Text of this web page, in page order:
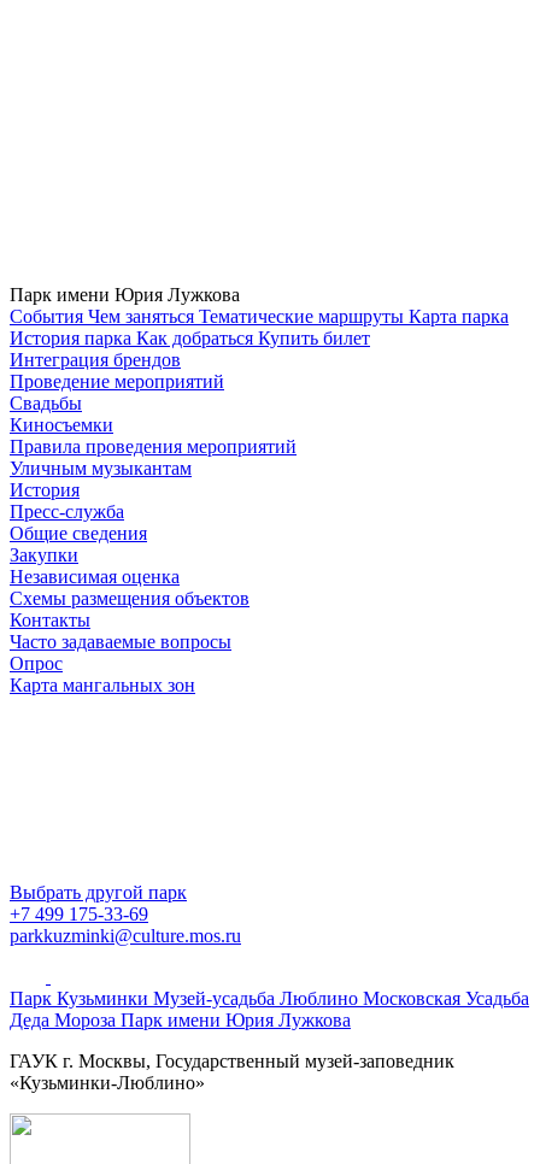
Парк имени Юрия Лужкова
Cобытия Чем заняться Тематические маршруты Карта парка
История парка Как добраться Купить билет
Интеграция брендов
Проведение мероприятий
Свадьбы
Киносъемки
Правила проведения мероприятий
Уличным музыкантам
История
Пресс-служба
Общие сведения
Закупки
Независимая оценка
Схемы размещения объектов
Контакты
Часто задаваемые вопросы
Опрос
Карта мангальных зон
Выбрать другой парк
+7 499 175-33-69
parkkuzminki@culture.mos.ru
Парк Кузьминки Музей-усадьба Люблино Московская Усадьба
Деда Мороза Парк имени Юрия Лужкова
ГАУК г. Москвы, Государственный музей-заповедник
«Кузьминки-Люблино»